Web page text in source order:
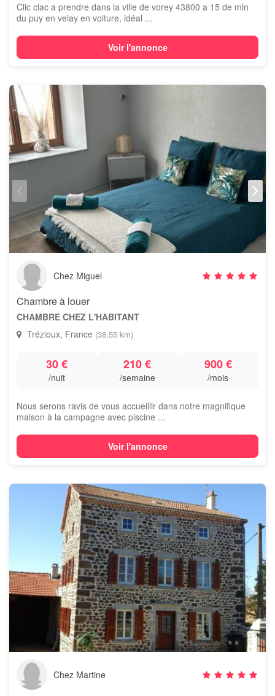
Clic clac a prendre dans la ville de vorey 43800 a 15 de min
du puy en velay en voiture, idéal ...
Voir l'annonce
Chez Miguel
Chambre à louer
CHAMBRE CHEZ L'HABITANT
Trézioux, France (38,55 km)
30 €
/nuit
210 €
/semaine
900 €
/mois
Nous serons ravis de vous accueillir dans notre magnifique
maison à la campagne avec piscine ...
Voir l'annonce
Chez Martine